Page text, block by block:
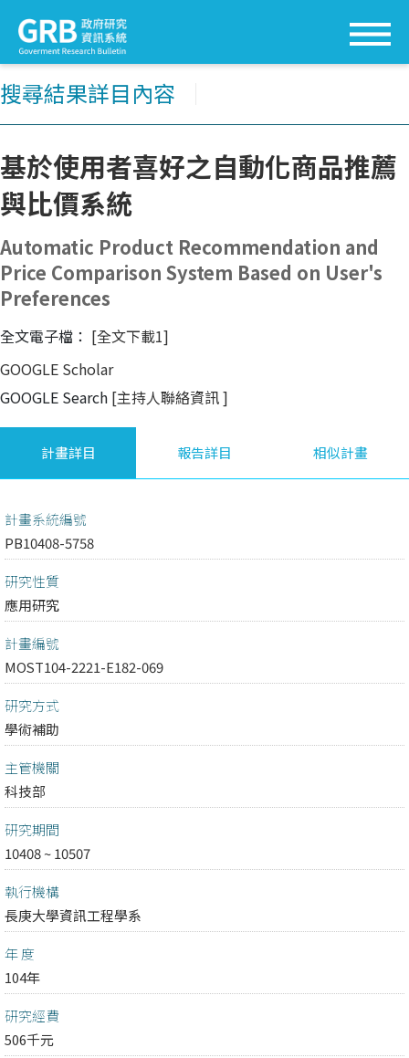
搜尋結果詳目內容
基於使用者喜好之自動化商品推薦
與比價系統
Automatic Product Recommendation and
Price Comparison System Based on User's
Preferences
全文電子檔： [全文下載1]
GOOGLE Scholar
GOOGLE Search [主持人聯絡資訊]
計畫詳目 報告詳目 相似計畫
計畫系統編號
PB10408-5758
研究性質
應用研究
計畫編號
MOST104-2221-E182-069
研究方式
學術補助
主管機關
科技部
研究期間
10408 ~ 10507
執行機構
長庚大學資訊工程學系
年 度
104年
研究經費
506千元